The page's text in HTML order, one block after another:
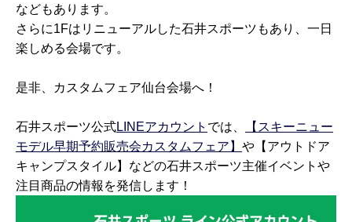
などもあります。
さらに1Fはリニューアルした石井スポーツもあり、一日
楽しめる会場です。
是非、カスタムフェア仙台会場へ！
石井スポーツ公式LINEアカウント では、
【スキーニュー
モデル早期予約販売会カスタムフェア】 や【アウトドア
キャンプスタイル】などの石井スポーツ主催イベントや
注目商品の情報を発信します！